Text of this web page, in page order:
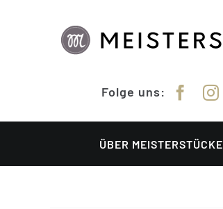
Folge uns:
ÜBER MEISTERSTÜCKE